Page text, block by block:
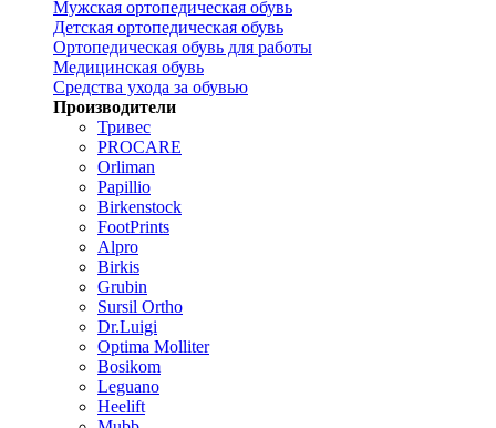
Мужская ортопедическая обувь
Детская ортопедическая обувь
Ортопедическая обувь для работы
Медицинская обувь
Средства ухода за обувью
Производители
Тривес
PROCARE
Orliman
Papillio
Birkenstock
FootPrints
Alpro
Birkis
Grubin
Sursil Ortho
Dr.Luigi
Optima Molliter
Bosikom
Leguano
Heelift